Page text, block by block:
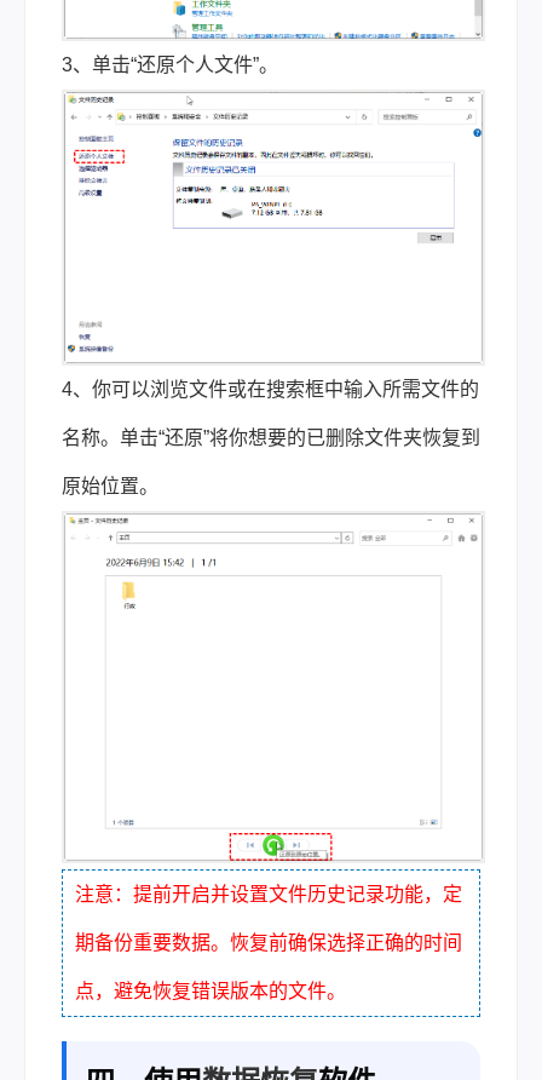
3、单击“还原个人文件”。
4、你可以浏览文件或在搜索框中输入所需文件的
名称。单击“还原”将你想要的已删除文件夹恢复到
原始位置。
注意：提前开启并设置文件历史记录功能，定
期备份重要数据。恢复前确保选择正确的时间
点，避免恢复错误版本的文件。